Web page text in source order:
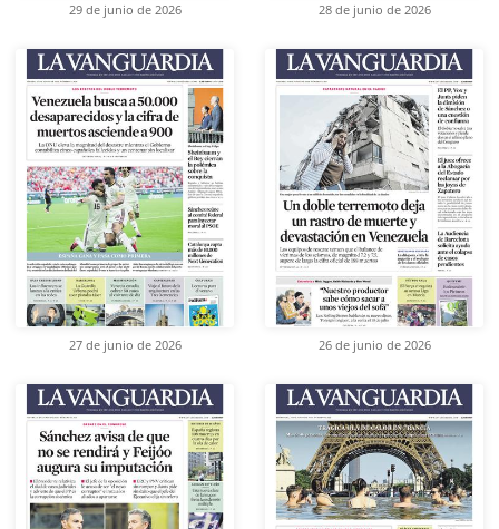
29 de junio de 2026 28 de junio de 2026
27 de junio de 2026 26 de junio de 2026